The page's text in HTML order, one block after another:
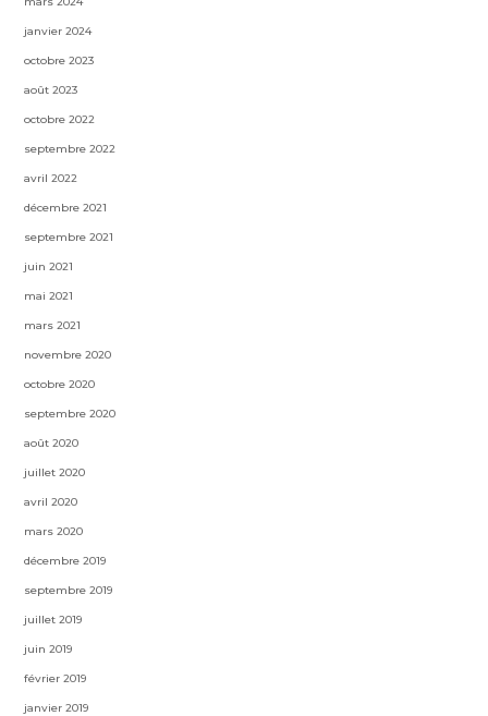
janvier 2024
octobre 2023
août 2023
octobre 2022
septembre 2022
avril 2022
décembre 2021
septembre 2021
juin 2021
mai 2021
mars 2021
novembre 2020
octobre 2020
septembre 2020
août 2020
juillet 2020
avril 2020
mars 2020
décembre 2019
septembre 2019
juillet 2019
juin 2019
février 2019
janvier 2019